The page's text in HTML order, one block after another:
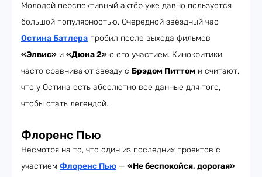
Молодой перспективный актёр уже давно пользуется
большой популярностью. Очередной звёздный час
Остина Батлера пробил после выхода фильмов
«Элвис» и «Дюна 2» с его участием. Кинокритики
часто сравнивают звезду с Брэдом Питтом и считают,
что у Остина есть абсолютно все данные для того,
чтобы стать легендой.
Флоренс Пью
Несмотря на то, что один из последних проектов с
участием Флоренс Пью — «Не беспокойся, дорогая»